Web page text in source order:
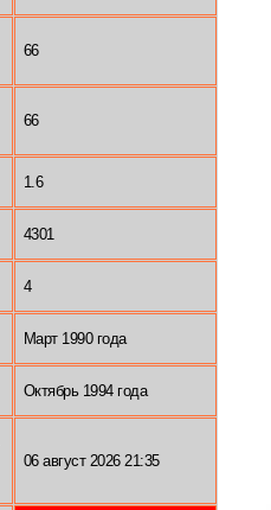
66
66
1.6
4301
4
Март 1990 года
Октябрь 1994 года
06 август 2026 21:35